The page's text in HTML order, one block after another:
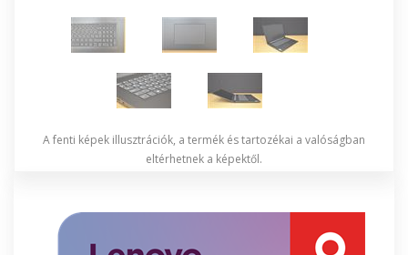
A fenti képek illusztrációk, a termék és tartozékai a valóságban
eltérhetnek a képektől.